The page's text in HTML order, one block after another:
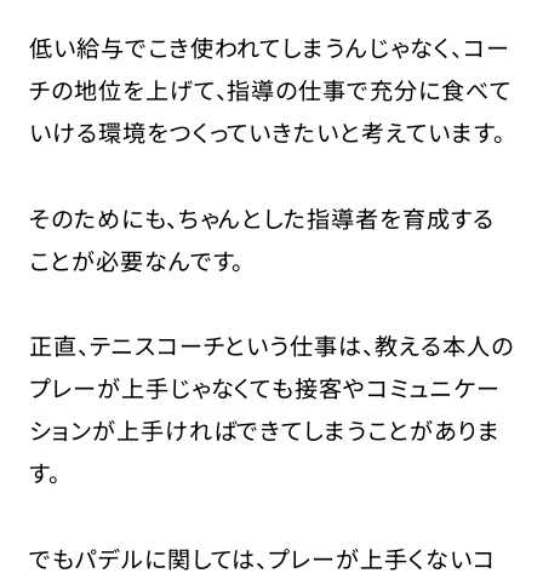
低い給与でこき使われてしまうんじゃなく、コー
チの地位を上げて、指導の仕事で充分に食べて
いける環境をつくっていきたいと考えています。
そのためにも、ちゃんとした指導者を育成する
ことが必要なんです。
正直、テニスコーチという仕事は、教える本人の
プレーが上手じゃなくても接客やコミュニケー
ションが上手ければできてしまうことがありま
す。
でもパデルに関しては、プレーが上手くないコ